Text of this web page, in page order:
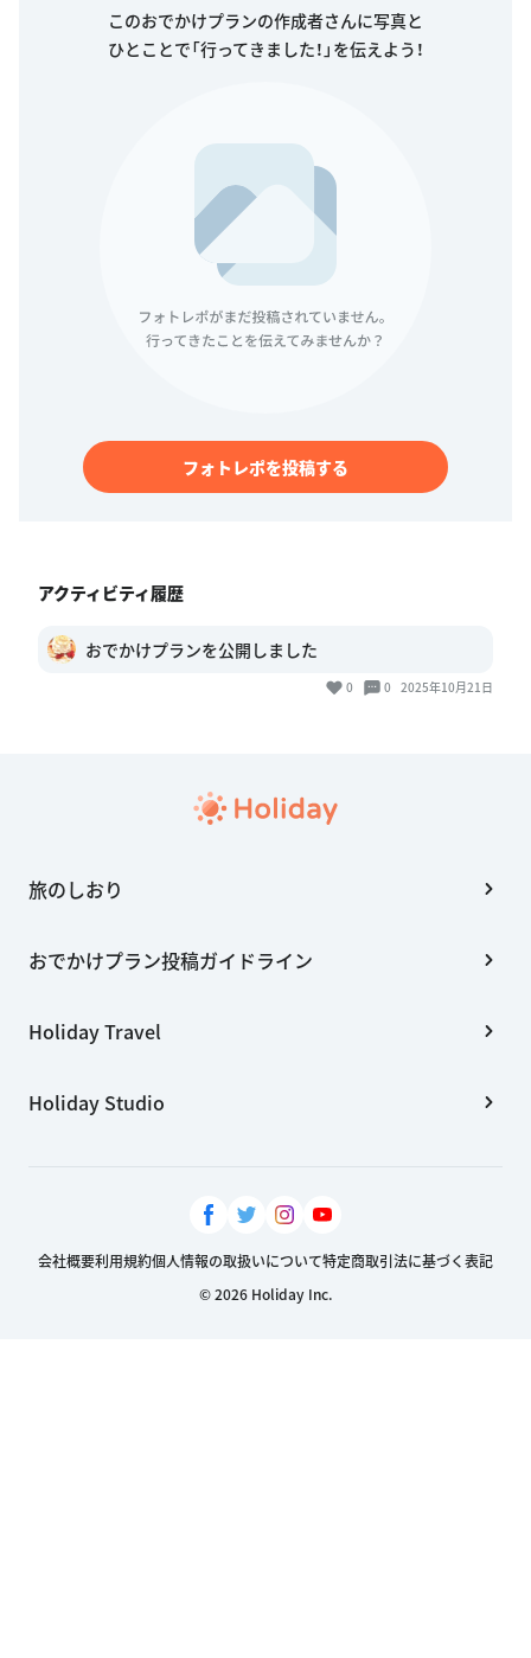
このおでかけプランの作成者さんに写真と
ひとことで「行ってきました！」を伝えよう！
フォトレポを投稿する
アクティビティ履歴
おでかけプランを公開しました
0 0 2025年10月21日
旅のしおり
おでかけプラン投稿ガイドライン
Holiday Travel
Holiday Studio
会社概要利用規約個人情報の取扱いについて特定商取引法に基づく表記
© 2026 Holiday Inc.